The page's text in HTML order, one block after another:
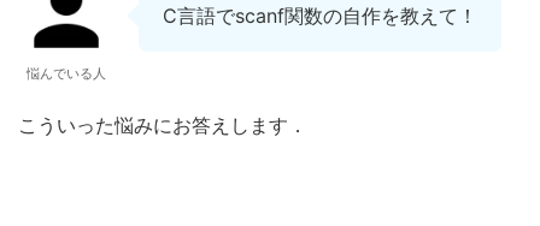
悩んでいる人
C言語でscanf関数の自作を教えて！
こういった悩みにお答えします．